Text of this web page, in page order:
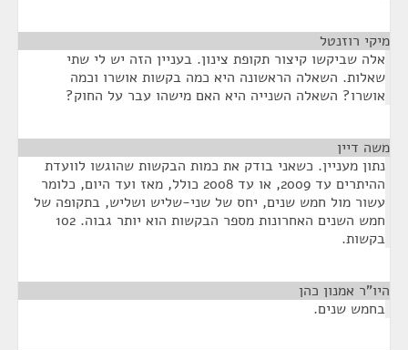
מיקי רוזנטל
אלה שביקשו קיצור תקופת צינון. בעניין הזה יש לי שתי
שאלות. השאלה הראשונה היא כמה בקשות אושרו וכמה
אושרו? השאלה השנייה היא האם מישהו עבר על החוק?
משה דיין
נתון מעניין. כשאני בודק את כמות הבקשות שהוגשו לוועדת
ההיתרים עד 2009, או עד 2008 כולל, מאז ועד היום, כלומר
עשור מול חמש שנים, יחס של שני-שליש ושליש, בתקופה של
חמש השנים האחרונות מספר הבקשות הוא יותר גבוה. 102
בקשות.
היו"ר אמנון כהן
בחמש שנים.